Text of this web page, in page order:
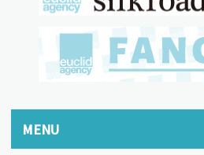
MENU